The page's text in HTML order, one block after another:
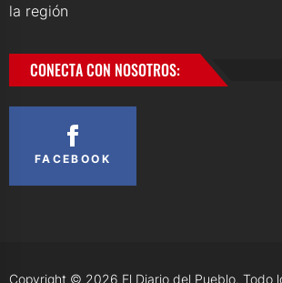
la región
CONECTA CON NOSOTROS:
FACEBOOK
Copyright © 2026 El Diario del Pueblo. Todo